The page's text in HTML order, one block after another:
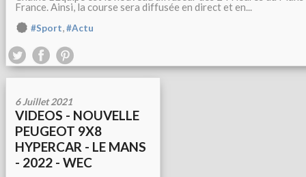
France. Ainsi, la course sera diffusée en direct et en...
#Sport,#Actu
6 Juillet 2021
VIDEOS - NOUVELLE
PEUGEOT 9X8
HYPERCAR - LE MANS
- 2022 - WEC